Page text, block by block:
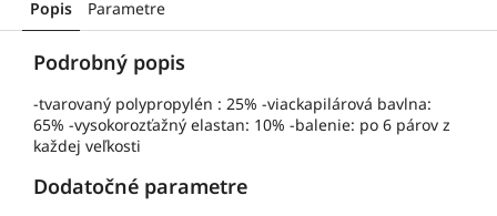
Popis Parametre
Podrobný popis
-tvarovaný polypropylén : 25% -viackapilárová bavlna:
65% -vysokorozťažný elastan: 10% -balenie: po 6 párov z
každej veľkosti
Dodatočné parametre